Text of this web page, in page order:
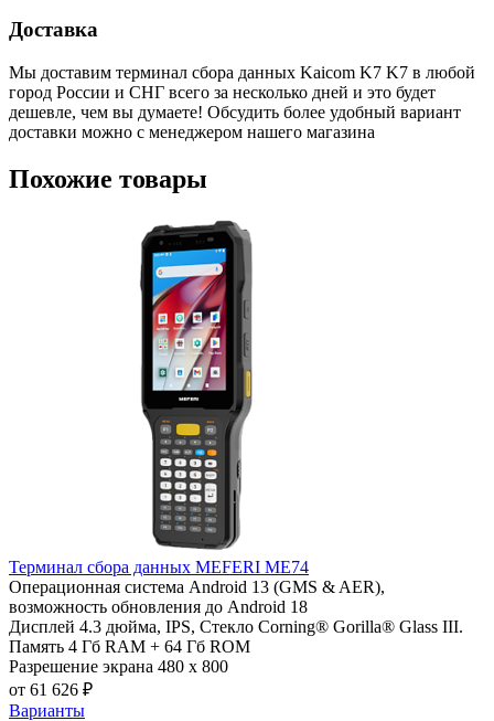
Доставка
Мы доставим терминал сбора данных Kaicom K7 K7 в любой
город России и СНГ всего за несколько дней и это будет
дешевле, чем вы думаете! Обсудить более удобный вариант
доставки можно с менеджером нашего магазина
Похожие товары
Терминал сбора данных MEFERI ME74
Операционная система Android 13 (GMS & AER),
возможность обновления до Android 18
Дисплей 4.3 дюйма, IPS, Стекло Corning® Gorilla® Glass III.
Память 4 Гб RAM + 64 Гб ROM
Разрешение экрана 480 x 800
от 61 626 ₽
Варианты